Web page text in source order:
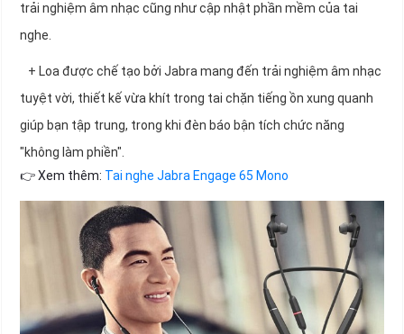
trải nghiệm âm nhạc cũng như cập nhật phần mềm của tai
nghe.
+ Loa được chế tạo bởi Jabra mang đến trải nghiệm âm nhạc
tuyệt vời, thiết kế vừa khít trong tai chặn tiếng ồn xung quanh
giúp bạn tập trung, trong khi đèn báo bận tích chức năng
"không làm phiền".
👉 Xem thêm: Tai nghe Jabra Engage 65 Mono